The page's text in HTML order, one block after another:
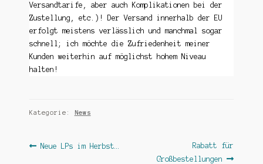
Versandtarife, aber auch Komplikationen bei der
Zustellung, etc.)! Der Versand innerhalb der EU
erfolgt meistens verlässlich und manchmal sogar
schnell; ich möchte die Zufriedenheit meiner
Kunden weiterhin auf möglichst hohem Niveau
halten!
Kategorie: News
Beitragsnavigation
Vorheriger
Neue LPs im Herbst…
Nächster
Beitrag:
Rabatt für
Großbestellungen